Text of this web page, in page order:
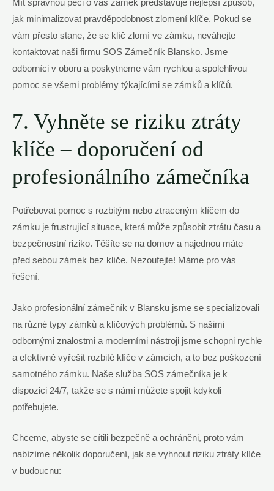
Mít správnou péči o váš zámek představuje nejlepší způsob,
jak minimalizovat pravděpodobnost zlomení klíče. Pokud se
vám přesto stane, že se klíč zlomí ve zámku, neváhejte
kontaktovat naši firmu SOS Zámečník Blansko. Jsme
odborníci v oboru a poskytneme vám rychlou a spolehlivou
pomoc se všemi problémy týkajícími se zámků a klíčů.
7. Vyhněte se riziku ztráty
klíče – doporučení od
profesionálního zámečníka
Potřebovat pomoc s rozbitým nebo ztraceným klíčem do
zámku je frustrující situace, která může způsobit ztrátu času a
bezpečnostní riziko. Těšíte se na domov a najednou máte
před sebou zámek bez klíče. Nezoufejte! Máme pro vás
řešení.
Jako profesionální zámečník v Blansku jsme se specializovali
na různé typy zámků a klíčových problémů. S našimi
odbornými znalostmi a moderními nástroji jsme schopni rychle
a efektivně vyřešit rozbité klíče v zámcích, a to bez poškození
samotného zámku. Naše služba SOS zámečníka je k
dispozici 24/7, takže se s námi můžete spojit kdykoli
potřebujete.
Chceme, abyste se cítili bezpečně a ochráněni, proto vám
nabízíme několik doporučení, jak se vyhnout riziku ztráty klíče
v budoucnu: